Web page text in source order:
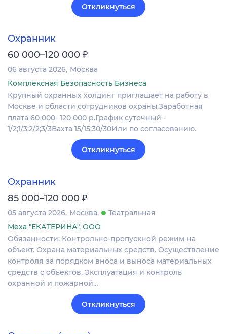
Откликнуться
Охранник
60 000–120 000 ₽
06 августа 2026 Москва
Комплексная Безопасность Бизнеса
Крупный охранных холдинг приглашает на работу в
Москве и области сотрудников охраны.Заработная
плата 60 000- 120 000 р.График суточный -
1/2;1/3;2/2;3/3Вахта 15/15;30/30Или по согласованию.
Откликнуться
Охранник
85 000–120 000 ₽
05 августа 2026 Москва
Театральная
Меха "ЕКАТЕРИНА", ООО
Обязанности: Контрольно-пропускной режим на
объект. Охрана материальных средств. Осуществление
контроля за порядком вноса и выноса материальных
средств с объектов. Эксплуатация и контроль
охранной и пожарной…
Откликнуться